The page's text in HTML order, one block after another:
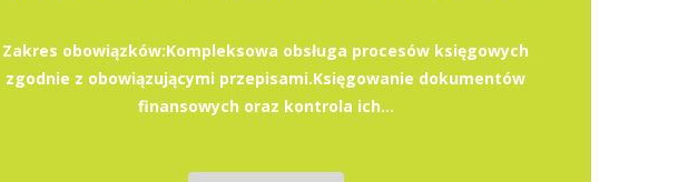
Zakres obowiązków:Kompleksowa obsługa procesów księgowych
zgodnie z obowiązującymi przepisami.Księgowanie dokumentów
finansowych oraz kontrola ich...